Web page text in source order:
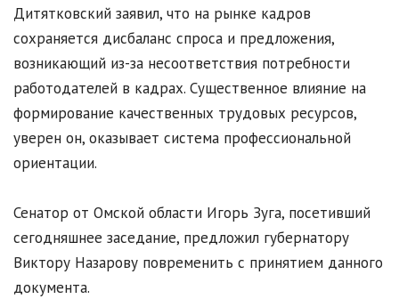
Дитятковский заявил, что на рынке кадров
сохраняется дисбаланс спроса и предложения,
возникающий из-за несоответствия потребности
работодателей в кадрах. Существенное влияние на
формирование качественных трудовых ресурсов,
уверен он, оказывает система профессиональной
ориентации.
Сенатор от Омской области Игорь Зуга, посетивший
сегодняшнее заседание, предложил губернатору
Виктору Назарову повременить с принятием данного
документа.